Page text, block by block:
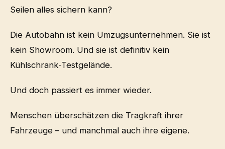
Seilen alles sichern kann?
Die Autobahn ist kein Umzugsunternehmen. Sie ist
kein Showroom. Und sie ist definitiv kein
Kühlschrank-Testgelände.
Und doch passiert es immer wieder.
Menschen überschätzen die Tragkraft ihrer
Fahrzeuge – und manchmal auch ihre eigene.